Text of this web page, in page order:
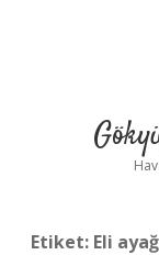
Etiket: Eli